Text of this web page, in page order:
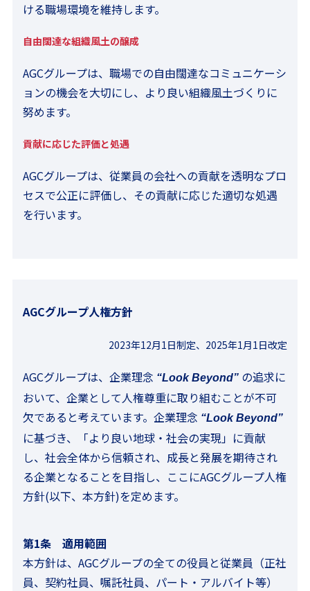
ける職場環境を維持します。
自由闊達な組織風土の醸成
AGCグループは、職場での自由闊達なコミュニケーシ
ョンの機会を大切にし、より良い組織風土づくりに
努めます。
貢献に応じた評価と処遇
AGCグループは、従業員の会社への貢献を透明なプロ
セスで公正に評価し、その貢献に応じた適切な処遇
を行います。
AGCグループ人権方針
2023年12月1日制定、2025年1月1日改定
AGCグループは、企業理念 “Look Beyond”の追求に
おいて、企業として人権尊重に取り組むことが不可
欠であると考えています。企業理念 “Look Beyond”
に基づき、「より良い地球・社会の実現」に貢献
し、社会全体から信頼され、成長と発展を期待され
る企業となることを目指し、ここにAGCグループ人権
方針(以下、本方針)を定めます。
第1条 適用範囲
本方針は、AGCグループの全ての役員と従業員（正社
員、契約社員、嘱託社員、パート・アルバイト等）